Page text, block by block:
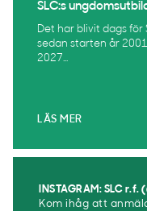
SLC:s
Det har blivit dags för
sedan starten år
2027...
LÄS MER
INSTAGRAM: SLC
Kom ihåg att